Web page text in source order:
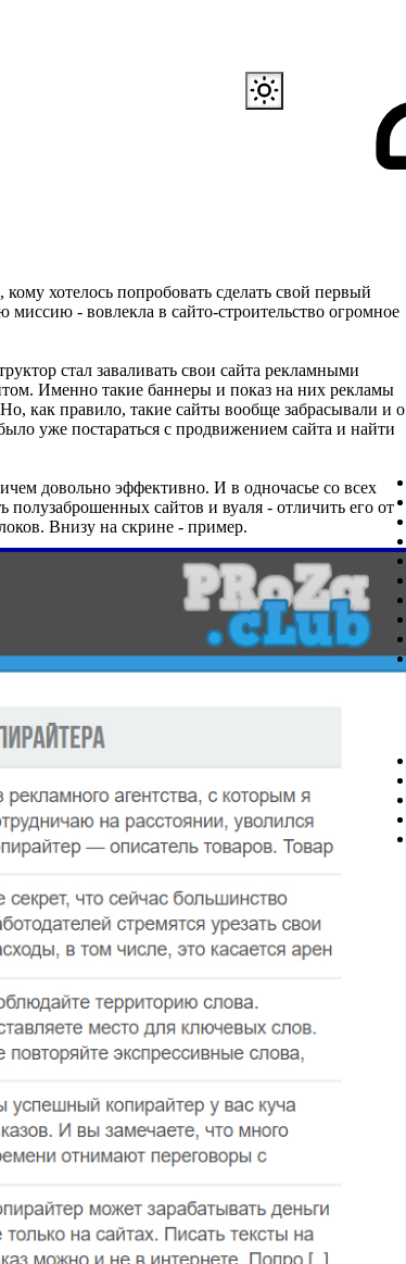
хотелось попробовать сделать свой первый
- вовлекла в сайто-строительство огромное
стал заваливать свои сайта рекламными
Именно такие баннеры и показ на них рекламы
как правило, такие сайты вообще забрасывали и о
уже постараться с продвижением сайта и найти
довольно эффективно. И в одночасье со всех
сайтов и вуаля - отличить его от
Внизу на скрине - пример.